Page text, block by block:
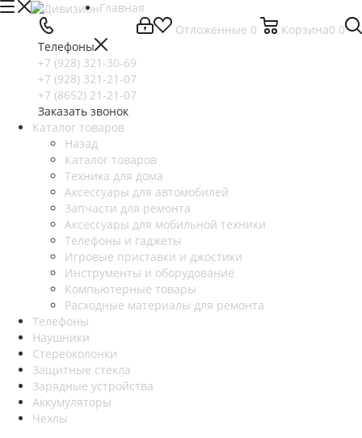
Отложенные 0 Корзина0 0
Телефоны
+7 (928) 321-30-69
+7 (928) 321-21-07
+7 (8652) 21-21-07
Заказать звонок
Главная
Каталог товаров
Назад
Каталог товаров
Техника для дома
Аксессуары для автомобилей
Запчасти для ремонта
Аксессуары для мобильной техники
Телефоны и гаджеты
Игровые приставки и джостики
Инструменты и оборудование
Компьютерные товары
Расходные материалы для ремонта
Телефоны
Наушники
Стереоколонки
Защитные стёкла
Зарядные устройства
Аккумуляторы
Чехлы